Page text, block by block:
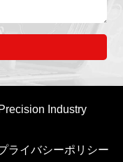
Industry
ライバシーポリシー